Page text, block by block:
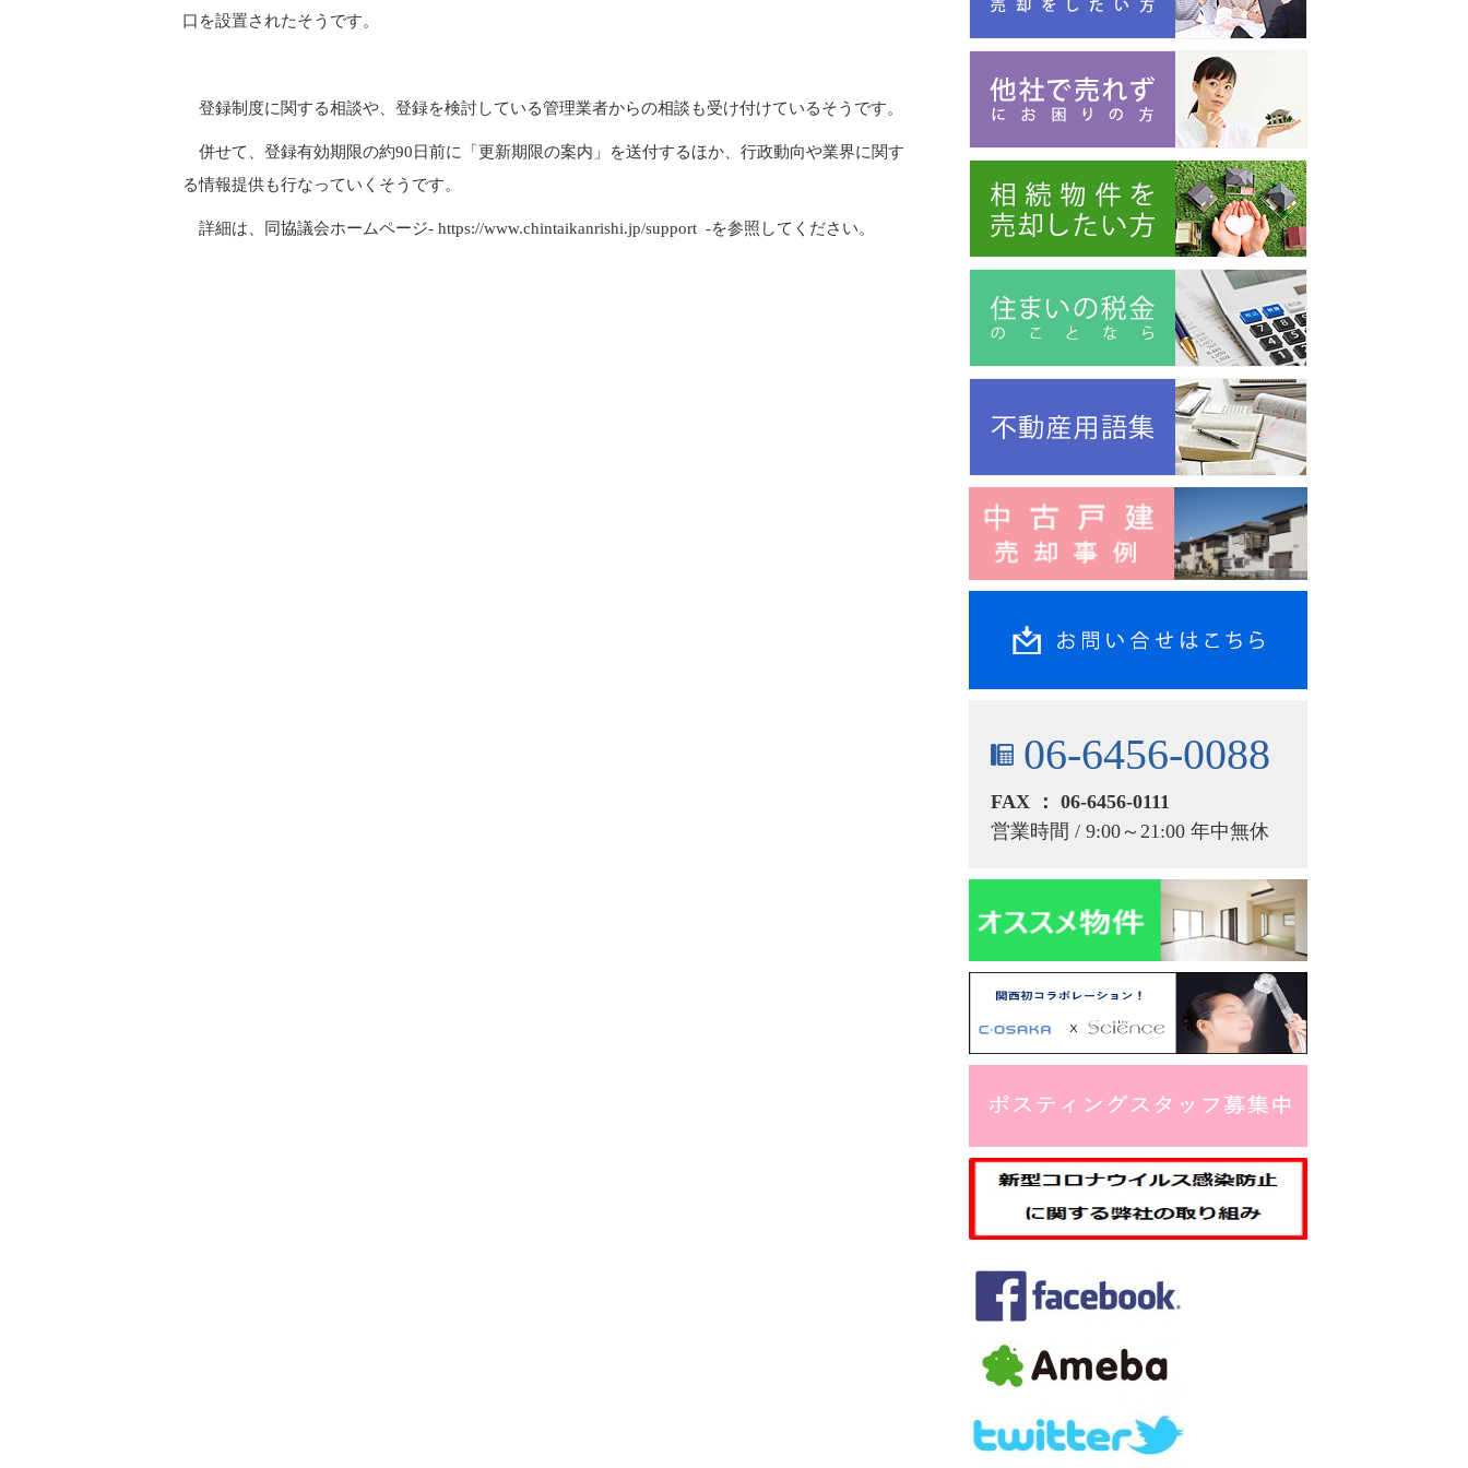
口を設置されたそうです。
登録制度に関する相談や、登録を検討している管理業者からの相談も受け付けているそうです。
併せて、登録有効期限の約90日前に「更新期限の案内」を送付するほか、行政動向や業界に関す
る情報提供も行なっていくそうです。
詳細は、同協議会ホームページ- https://www.chintaikanrishi.jp/support -を参照してください。
06-6456-0088
FAX ： 06-6456-0111
営業時間 / 9:00～21:00 年中無休